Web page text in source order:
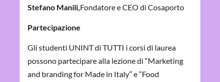
Stefano Manili, Fondatore e CEO di Cosaporto
Partecipazione
Gli studenti UNINT di TUTTI i corsi di laurea
possono partecipare alla lezione di “Marketing
and branding for Made in Italy” e “Food